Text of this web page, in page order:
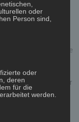
Funktionen
oder zur
des
von Art. 6
Rechtsgrundlage
Interesse
fehlerfreien und
eine Einwilligung zur
die Speicherung
dieser
ist jederzeit
oder
Person sind,
oder
deren
für die
werden.